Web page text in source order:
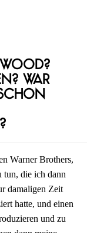
War
Warner Brothers,
tun, die ich dann
damaligen Zeit
hatte, und einen
und zu